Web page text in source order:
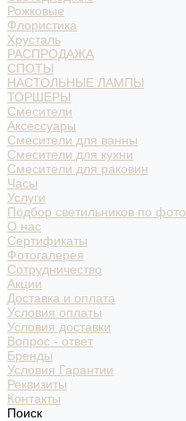
Рожковые
Флористика
Хрусталь
РАСПРОДАЖА
СПОТЫ
НАСТОЛЬНЫЕ ЛАМПЫ
ТОРШЕРЫ
Смесители
Аксессуары
Смесители для ванны
Смесители для кухни
Смесители для раковин
Часы
Услуги
Подбор светильников по фото
О нас
Сертификаты
Фотогалерея
Сотрудничество
Акции
Доставка и оплата
Условия оплаты
Условия доставки
Вопрос - ответ
Бренды
Условия Гарантии
Реквизиты
Контакты
Поиск